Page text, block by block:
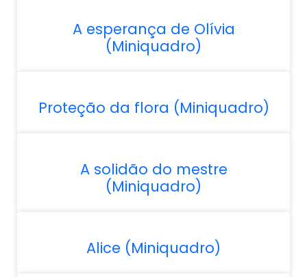
A esperança de Olívia
(Miniquadro)
Proteção da flora (Miniquadro)
A solidão do mestre
(Miniquadro)
Alice (Miniquadro)